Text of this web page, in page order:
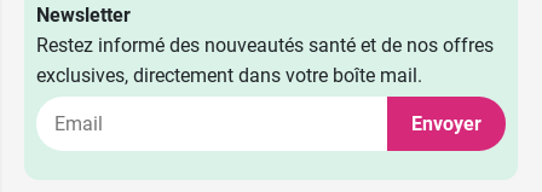
Newsletter
Restez informé des nouveautés santé et de nos offres
exclusives, directement dans votre boîte mail.
Envoyer